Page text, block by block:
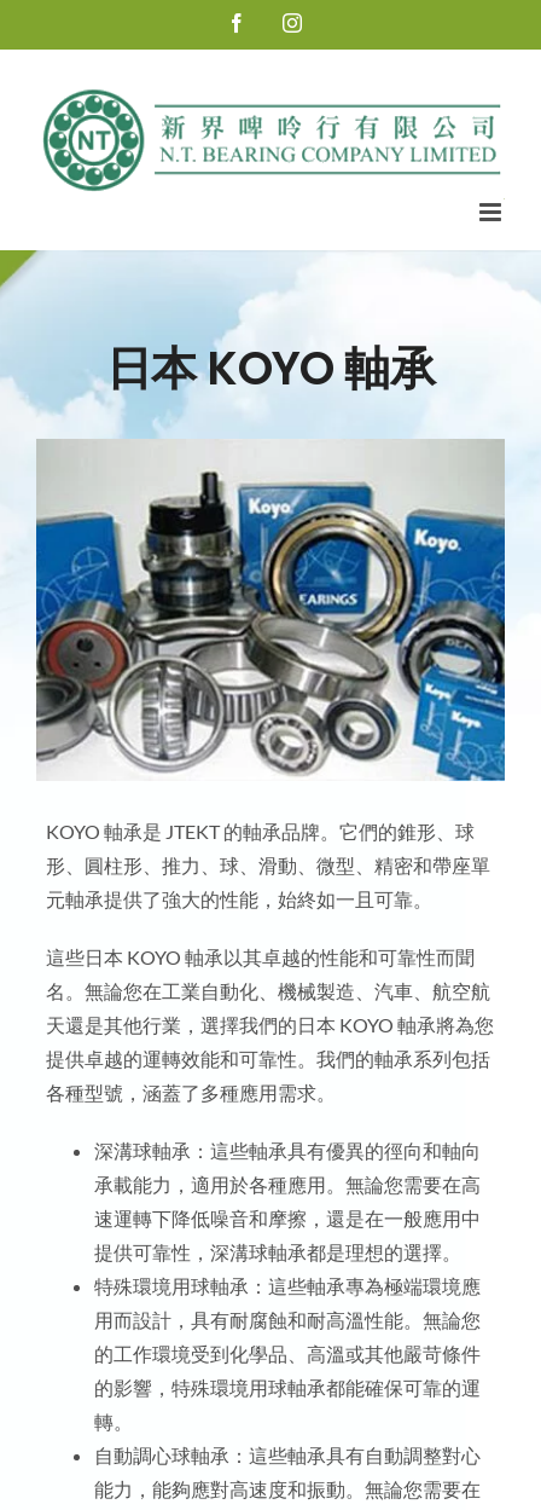
to
FacebookInstagram
日本 KOYO 軸承
KOYO 軸承是 JTEKT 的軸承品牌。它們的錐形、球
形、圓柱形、推力、球、滑動、微型、精密和帶座單
元軸承提供了強大的性能，始終如一且可靠。
這些日本 KOYO 軸承以其卓越的性能和可靠性而聞
名。無論您在工業自動化、機械製造、汽車、航空航
天還是其他行業，選擇我們的日本 KOYO 軸承將為您
提供卓越的運轉效能和可靠性。我們的軸承系列包括
各種型號，涵蓋了多種應用需求。
深溝球軸承：這些軸承具有優異的徑向和軸向
承載能力，適用於各種應用。無論您需要在高
速運轉下降低噪音和摩擦，還是在一般應用中
提供可靠性，深溝球軸承都是理想的選擇。
特殊環境用球軸承：這些軸承專為極端環境應
用而設計，具有耐腐蝕和耐高溫性能。無論您
的工作環境受到化學品、高溫或其他嚴苛條件
的影響，特殊環境用球軸承都能確保可靠的運
轉。
自動調心球軸承：這些軸承具有自動調整對心
能力，能夠應對高速度和振動。無論您需要在